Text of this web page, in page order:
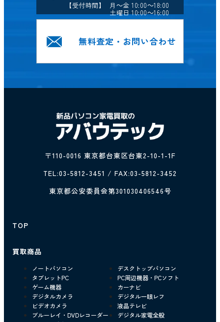
【受付時間】 月～金 10:00～18:00
土曜日 10:00～16:00
無料査定・お問い合わせ
〒110-0016 東京都台東区台東2-10-1-1F
TEL:03-5812-3451 / FAX:03-5812-3452
東京都公安委員会第301030406546号
TOP
買取商品
ノートパソコン
デスクトップパソコン
タブレットPC
PC周辺機器・PCソフト
ゲーム機器
カーナビ
デジタルカメラ
デジタル一眼レフ
ビデオカメラ
液晶テレビ
ブルーレイ・DVDレコーダー
デジタル家電全般